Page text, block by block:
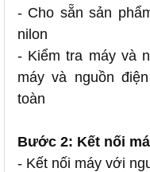
- Cho sẵn sản
nilon
- Kiểm tra máy và
máy và nguồn
toàn
Bước 2: Kết nối
- Kết nối máy với